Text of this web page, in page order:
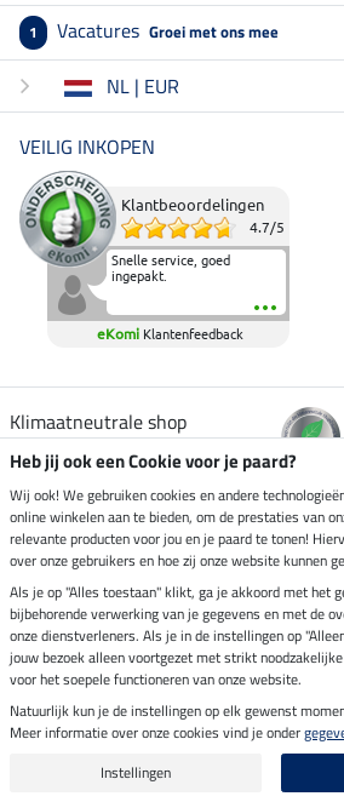
1 Vacatures Groei met ons mee
NL | EUR
VEILIG INKOPEN
Klantbeoordelingen
4.7/5
Snelle service, goed
ingepakt.
eKomi Klantenfeedback
Klimaatneutrale shop
Verzending per
Veilig betalen met
Impressum
Laatste update op 08.08.2026
Alle prijzen in euro's, incl. BTW,
Heb jij ook een Cookie voor je paard?
Wij ook! We gebruiken cookies en andere
online winkelen aan te bieden, om de prestaties van
relevante producten voor jou en je paard te tonen!
over onze gebruikers en hoe zij onze website kunnen
Als je op "Alles toestaan" klikt, ga je akkoord met het
bijbehorende verwerking van je gegevens en met de
onze dienstverleners. Als je in de instellingen op
jouw bezoek alleen voortgezet met strikt
voor het soepele functioneren van onze website.
Natuurlijk kun je de instellingen op elk gewenst
Meer informatie over onze cookies vind je onder
Instellingen